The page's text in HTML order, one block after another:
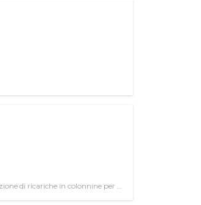
di ricariche in colonnine per il